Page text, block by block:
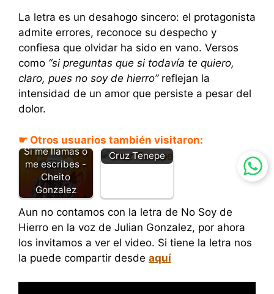
La letra es un desahogo sincero: el protagonista
admite errores, reconoce su despecho y
confiesa que olvidar ha sido en vano. Versos
como “si preguntas que si todavía te quiero,
claro, pues no soy de hierro”reflejan la
intensidad de un amor que persiste a pesar del
dolor.
☛ Otros usuarios también visitaron:
Si me llamas o
me escribes -
Cheito
Gonzalez
Prototipo -
Cruz Tenepe
Aun no contamos con la letra de No Soy de
Hierro en la voz de Julian Gonzalez, por ahora
los invitamos a ver el video. Si tiene la letra nos
la puede compartir desde aquí